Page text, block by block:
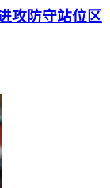
攻防守站位区